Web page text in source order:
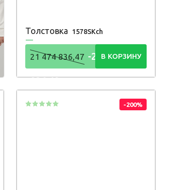
Толстовка 1578SKch
21 474 836,47 -21 474
836,48Р
В КОРЗИНУ
-200%